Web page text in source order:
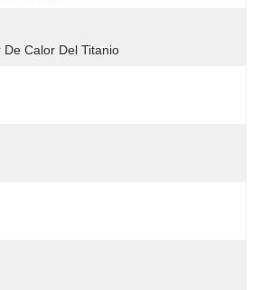
Calor Del Titanio